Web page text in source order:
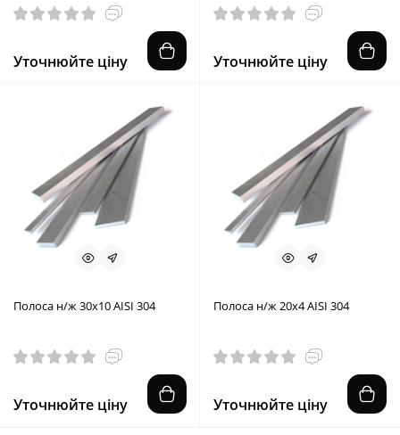
Уточнюйте ціну Уточнюйте ціну
Полоса н/ж 30х10 AISI 304
Уточнюйте ціну
Полоса н/ж 20х4 AISI 304
Уточнюйте ціну